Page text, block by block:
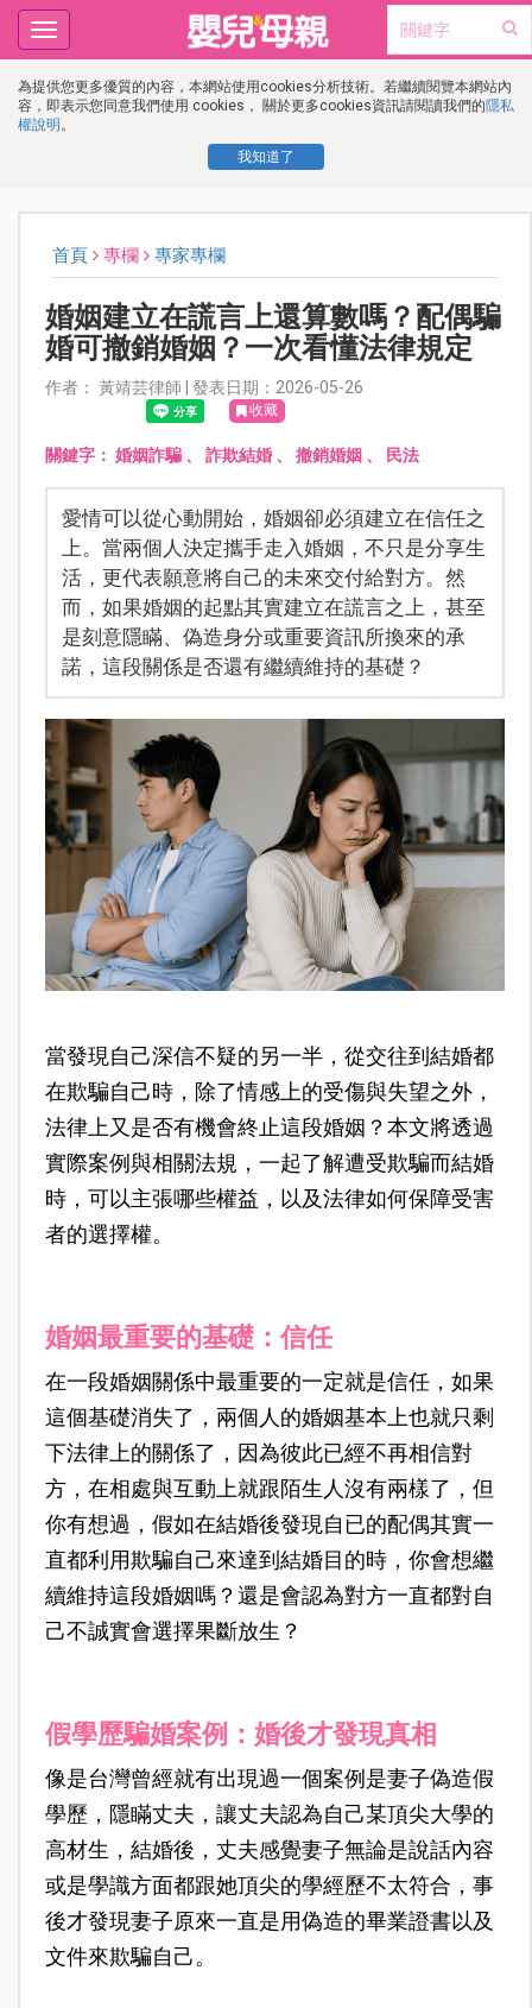
為提供您更多優質的內容，本網站使用cookies分析技術。若繼續閱覽本網站內
容，即表示您同意我們使用 cookies， 關於更多cookies資訊請閱讀我們的隱私
權說明 。
我知道了
Toggle
navigation
首頁 專欄 專家專欄
婚姻建立在謊言上還算數嗎？配偶騙
婚可撤銷婚姻？一次看懂法律規定
作者： 黃靖芸律師 | 發表日期：2026-05-26
收藏
關鍵字： 婚姻詐騙、 詐欺結婚、 撤銷婚姻 、 民法
愛情可以從心動開始，婚姻卻必須建立在信任之
上。當兩個人決定攜手走入婚姻，不只是分享生
活，更代表願意將自己的未來交付給對方。然
而，如果婚姻的起點其實建立在謊言之上，甚至
是刻意隱瞞、偽造身分或重要資訊所換來的承
諾，這段關係是否還有繼續維持的基礎？
當發現自己深信不疑的另一半，從交往到結婚都
在欺騙自己時，除了情感上的受傷與失望之外，
法律上又是否有機會終止這段婚姻？本文將透過
實際案例與相關法規，一起了解遭受欺騙而結婚
時，可以主張哪些權益，以及法律如何保障受害
者的選擇權。
婚姻最重要的基礎：信任
在一段婚姻關係中最重要的一定就是信任，如果
這個基礎消失了，兩個人的婚姻基本上也就只剩
下法律上的關係了，因為彼此已經不再相信對
方，在相處與互動上就跟陌生人沒有兩樣了，但
你有想過，假如在結婚後發現自已的配偶其實一
直都利用欺騙自己來達到結婚目的時，你會想繼
續維持這段婚姻嗎？還是會認為對方一直都對自
己不誠實會選擇果斷放生？
假學歷騙婚案例：婚後才發現真相
像是台灣曾經就有出現過一個案例是妻子偽造假
學歷，隱瞞丈夫，讓丈夫認為自己某頂尖大學的
高材生，結婚後，丈夫感覺妻子無論是說話內容
或是學識方面都跟她頂尖的學經歷不太符合，事
後才發現妻子原來一直是用偽造的畢業證書以及
文件來欺騙自己。